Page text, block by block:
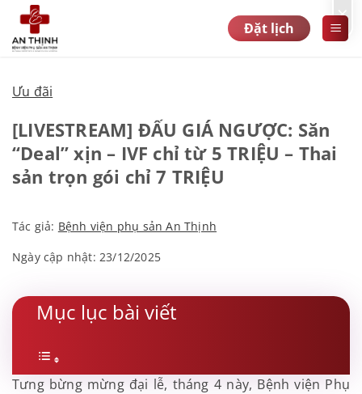
qua
nội
Đặt lịch
Ưu đãi
[LIVESTREAM] ĐẤU GIÁ NGƯỢC: Săn
“Deal” xịn – IVF chỉ từ 5 TRIỆU – Thai
sản trọn gói chỉ 7 TRIỆU
Tác giả: Bệnh viện phụ sản An Thịnh
Ngày cập nhật: 23/12/2025
Mục lục bài viết
Tưng bừng mừng đại lễ, tháng 4 này, Bệnh viện Phụ
×